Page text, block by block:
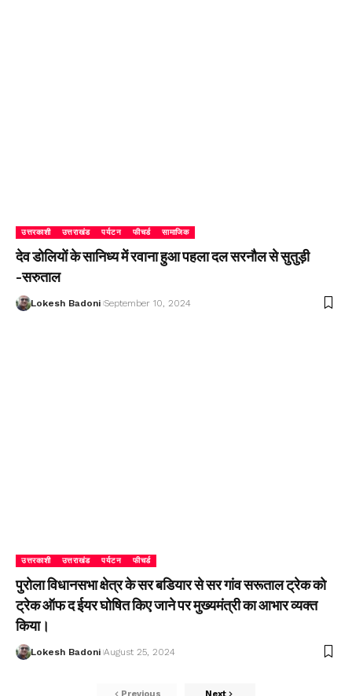
उत्तरकाशी उत्तराखंड पर्यटन फीचर्ड सामाजिक
देव डोलियों के सानिध्य में रवाना हुआ पहला दल सरनौल से सुतुड़ी
-सरुताल
Lokesh Badoni September 10, 2024
उत्तरकाशी उत्तराखंड पर्यटन फीचर्ड
पुरोला विधानसभा क्षेत्र के सर बडियार से सर गांव सरूताल ट्रेक को
ट्रेक ऑफ द ईयर घोषित किए जाने पर मुख्यमंत्री का आभार व्यक्त
किया।
Lokesh Badoni August 25, 2024